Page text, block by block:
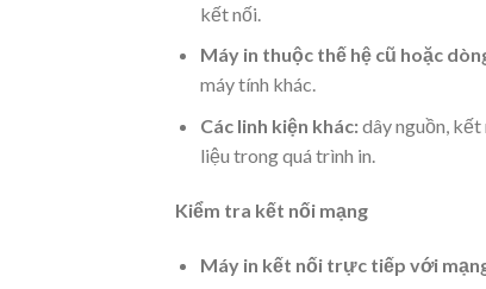
kết nối.
Máy in thuộc thế hệ cũ hoặc
máy tính khác.
Các linh kiện khác:dây nguồn, kết
liệu trong quá trình in.
Kiểm tra kết nối mạng
Máy in kết nối trực tiếp với